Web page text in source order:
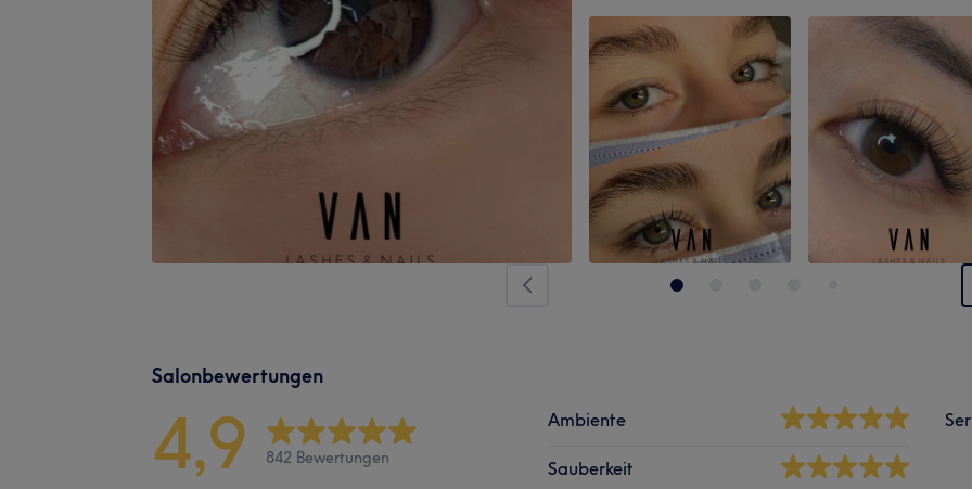
Salonbewertungen
4,9 842 Bewertungen
Ambiente
Sauberkeit